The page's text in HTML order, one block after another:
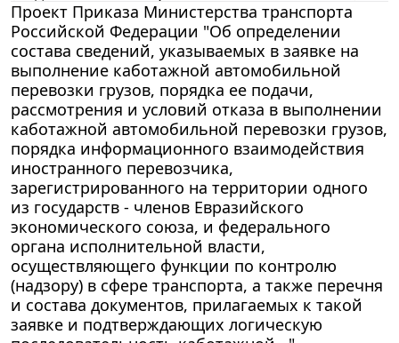
Проект Приказа Министерства транспорта
Российской Федерации "Об определении
состава сведений, указываемых в заявке на
выполнение каботажной автомобильной
перевозки грузов, порядка ее подачи,
рассмотрения и условий отказа в выполнении
каботажной автомобильной перевозки грузов,
порядка информационного взаимодействия
иностранного перевозчика,
зарегистрированного на территории одного
из государств - членов Евразийского
экономического союза, и федерального
органа исполнительной власти,
осуществляющего функции по контролю
(надзору) в сфере транспорта, а также перечня
и состава документов, прилагаемых к такой
заявке и подтверждающих логическую